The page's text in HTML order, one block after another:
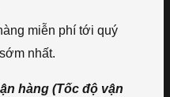
miễn phí tới quý
nhất.
hàng (Tốc độ vận